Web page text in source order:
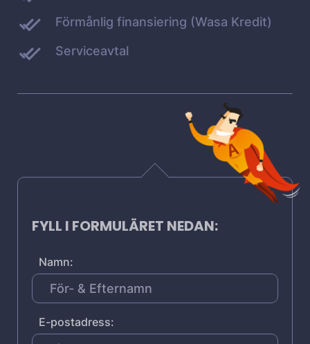
Förmånlig finansiering (Wasa Kredit)
Serviceavtal
FYLL I FORMULÄRET NEDAN:
Namn:
E-postadress: